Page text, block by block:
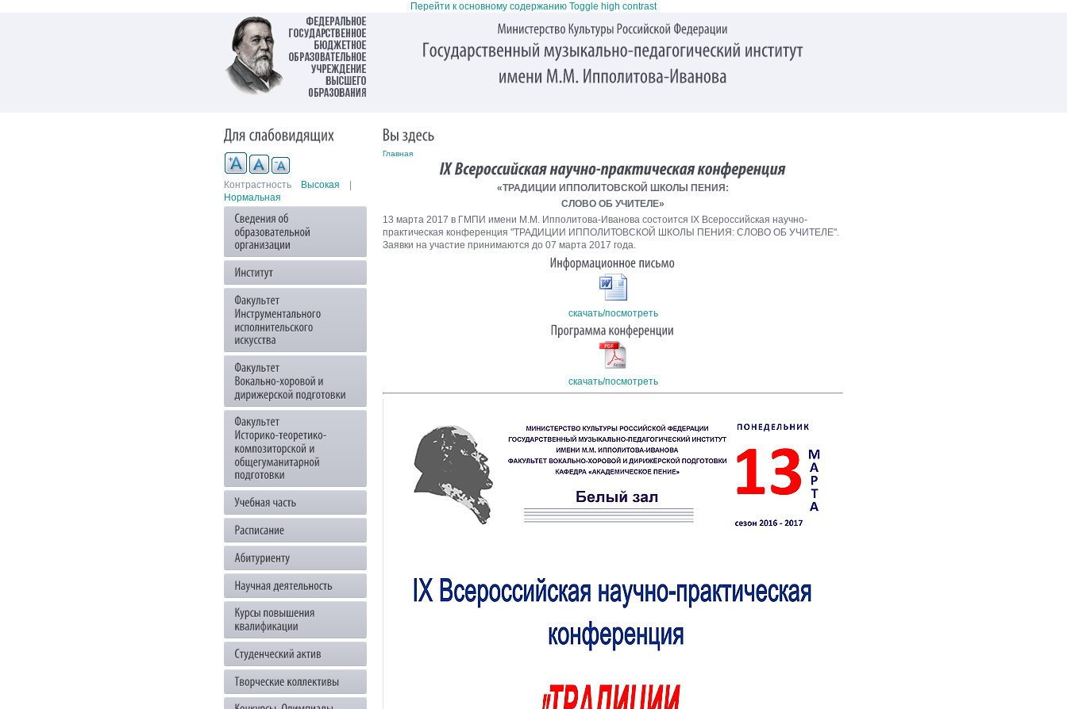
Перейти к основному содержанию Toggle high contrast
Контрастность Высокая
Нормальная
Главная
«ТРАДИЦИИ ИППОЛИТОВСКОЙ ШКОЛЫ ПЕНИЯ:
СЛОВО ОБ УЧИТЕЛЕ»
13 марта 2017 в ГМПИ имени М.М. Ипполитова-Иванова состоится IX Всероссийская научно-
практическая конференция "ТРАДИЦИИ ИППОЛИТОВСКОЙ ШКОЛЫ ПЕНИЯ: СЛОВО ОБ УЧИТЕЛЕ".
Заявки на участие принимаются до 07 марта 2017 года.
скачать/посмотреть
скачать/посмотреть